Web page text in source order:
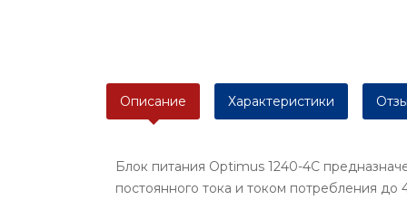
Описание Характеристики
Блок питания Optimus 1240-4С
постоянного тока и током потребления